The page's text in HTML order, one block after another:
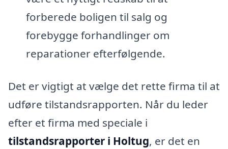
forberede boligen til salg og
forebygge forhandlinger om
reparationer efterfølgende.
Det er vigtigt at vælge det rette firma til at
udføre tilstandsrapporten. Når du leder
efter et firma med speciale i
tilstandsrapporter i Holtug, er det en